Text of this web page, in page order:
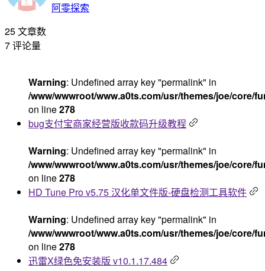
阿零探索
25文章数
7评论量
Warning: Undefined array key "permalink" in
/www/wwwroot/www.a0ts.com/usr/themes/joe/core/
on line278
bug支付宝商家经营版收款码升级教程
Warning: Undefined array key "permalink" in
/www/wwwroot/www.a0ts.com/usr/themes/joe/core/
on line278
HD Tune Pro v5.75 汉化单文件版-硬盘检测工具软件
Warning: Undefined array key "permalink" in
/www/wwwroot/www.a0ts.com/usr/themes/joe/core/
on line278
迅雷X绿色免安装版 v10.1.17.484